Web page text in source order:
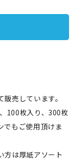
売しています。
100枚入り、300枚
でもご使用頂けま
方は厚紙アソート